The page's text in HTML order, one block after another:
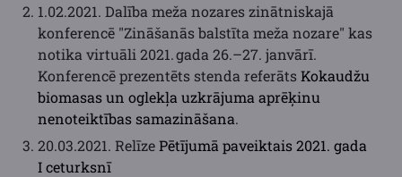
1.02.2021. Dalība meža nozares zinātniskajā
konferencē "Zināšanās balstīta meža nozare" kas
notika virtuāli 2021. gada 26.–27. janvārī.
Konferencē prezentēts stenda referātsKokaudžu
biomasas un oglekļa uzkrājuma aprēķinu
nenoteiktības samazināšana.
20.03.2021. RelīzePētījumā paveiktais 2021. gada
I ceturksnī